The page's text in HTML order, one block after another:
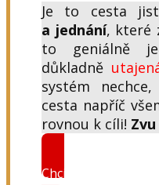
Je to cesta
a jednání, které
to geniálně
důkladně
systém
cesta napříč
rovnou k cíli!
Chci znát tu JEDNU